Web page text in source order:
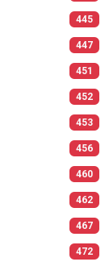
445
447
451
452
453
456
460
462
467
472